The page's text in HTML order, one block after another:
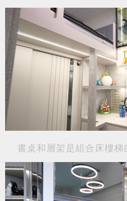
書桌和層架是組合床樓